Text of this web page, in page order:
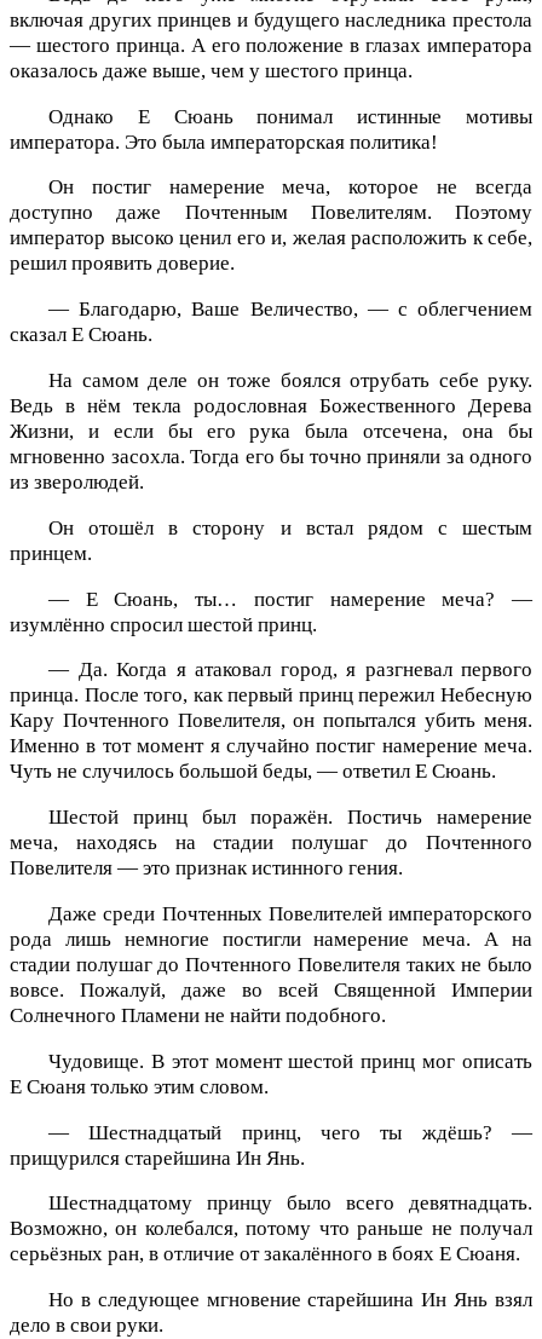
включая других принцев и будущего наследника престола
— шестого принца. А его положение в глазах императора
оказалось даже выше, чем у шестого принца.
Однако Е Сюань понимал истинные мотивы
императора. Это была императорская политика!
Он постиг намерение меча, которое не всегда
доступно даже Почтенным Повелителям. Поэтому
император высоко ценил его и, желая расположить к себе,
решил проявить доверие.
— Благодарю, Ваше Величество, — с облегчением
сказал Е Сюань.
На самом деле он тоже боялся отрубать себе руку.
Ведь в нём текла родословная Божественного Дерева
Жизни, и если бы его рука была отсечена, она бы
мгновенно засохла. Тогда его бы точно приняли за одного
из зверолюдей.
Он отошёл в сторону и встал рядом с шестым
принцем.
— Е Сюань, ты… постиг намерение меча? —
изумлённо спросил шестой принц.
— Да. Когда я атаковал город, я разгневал первого
принца. После того, как первый принц пережил Небесную
Кару Почтенного Повелителя, он попытался убить меня.
Именно в тот момент я случайно постиг намерение меча.
Чуть не случилось большой беды, — ответил Е Сюань.
Шестой принц был поражён. Постичь намерение
меча, находясь на стадии полушаг до Почтенного
Повелителя — это признак истинного гения.
Даже среди Почтенных Повелителей императорского
рода лишь немногие постигли намерение меча. А на
стадии полушаг до Почтенного Повелителя таких не было
вовсе. Пожалуй, даже во всей Священной Империи
Солнечного Пламени не найти подобного.
Чудовище. В этот момент шестой принц мог описать
Е Сюаня только этим словом.
— Шестнадцатый принц, чего ты ждёшь? —
прищурился старейшина Ин Янь.
Шестнадцатому принцу было всего девятнадцать.
Возможно, он колебался, потому что раньше не получал
серьёзных ран, в отличие от закалённого в боях Е Сюаня.
Но в следующее мгновение старейшина Ин Янь взял
дело в свои руки.